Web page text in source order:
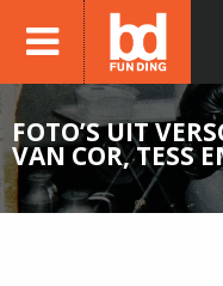
FOTO’S UIT
VAN COR, TESS